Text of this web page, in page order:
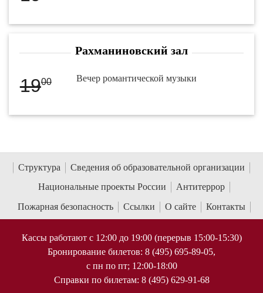
Рахманиновский зал
1900 Вечер романтической музыки
Структура
Сведения об образовательной организации
Национальные проекты России
Антитеррор
Пожарная безопасность
Ссылки О сайте Контакты
Кассы работают с 12:00 до 19:00 (перерыв 15:00-15:30)
Бронирование билетов: 8 (495) 695-89-05,
с пн по пт; 12:00-18:00
Справки по билетам: 8 (495) 629-91-68